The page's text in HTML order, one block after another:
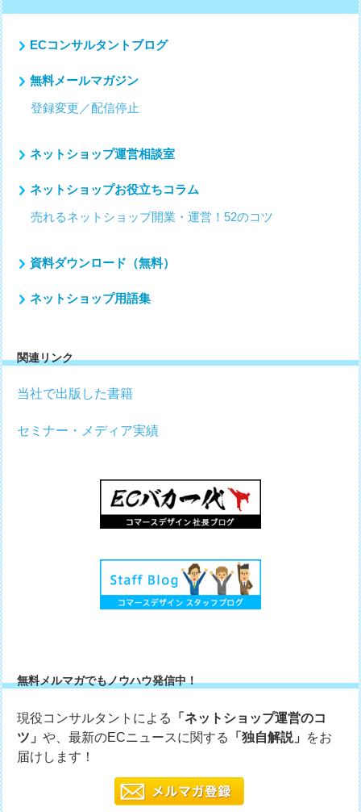
ン
ECコンサルタントブログ
無料メールマガジン
登録変更／配信停止
ネットショップ運営相談室
ネットショップお役立ちコラム
売れるネットショップ開業・運営！52のコツ
資料ダウンロード（無料）
ネットショップ用語集
関連リンク
当社で出版した書籍
セミナー・メディア実績
無料メルマガでもノウハウ発信中！
現役コンサルタントによる
「ネットショップ運営のコ
ツ」や、最新のECニュースに関する 「独自解説」 をお
届けします！